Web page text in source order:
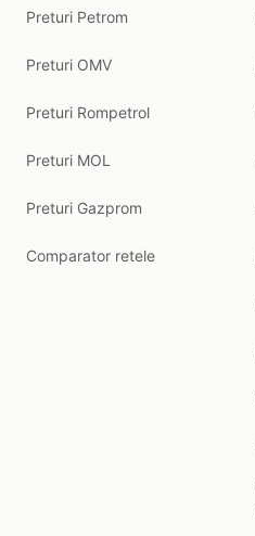
Preturi Petrom
Preturi OMV
Preturi Rompetrol
Preturi MOL
Preturi Gazprom
Comparator retele